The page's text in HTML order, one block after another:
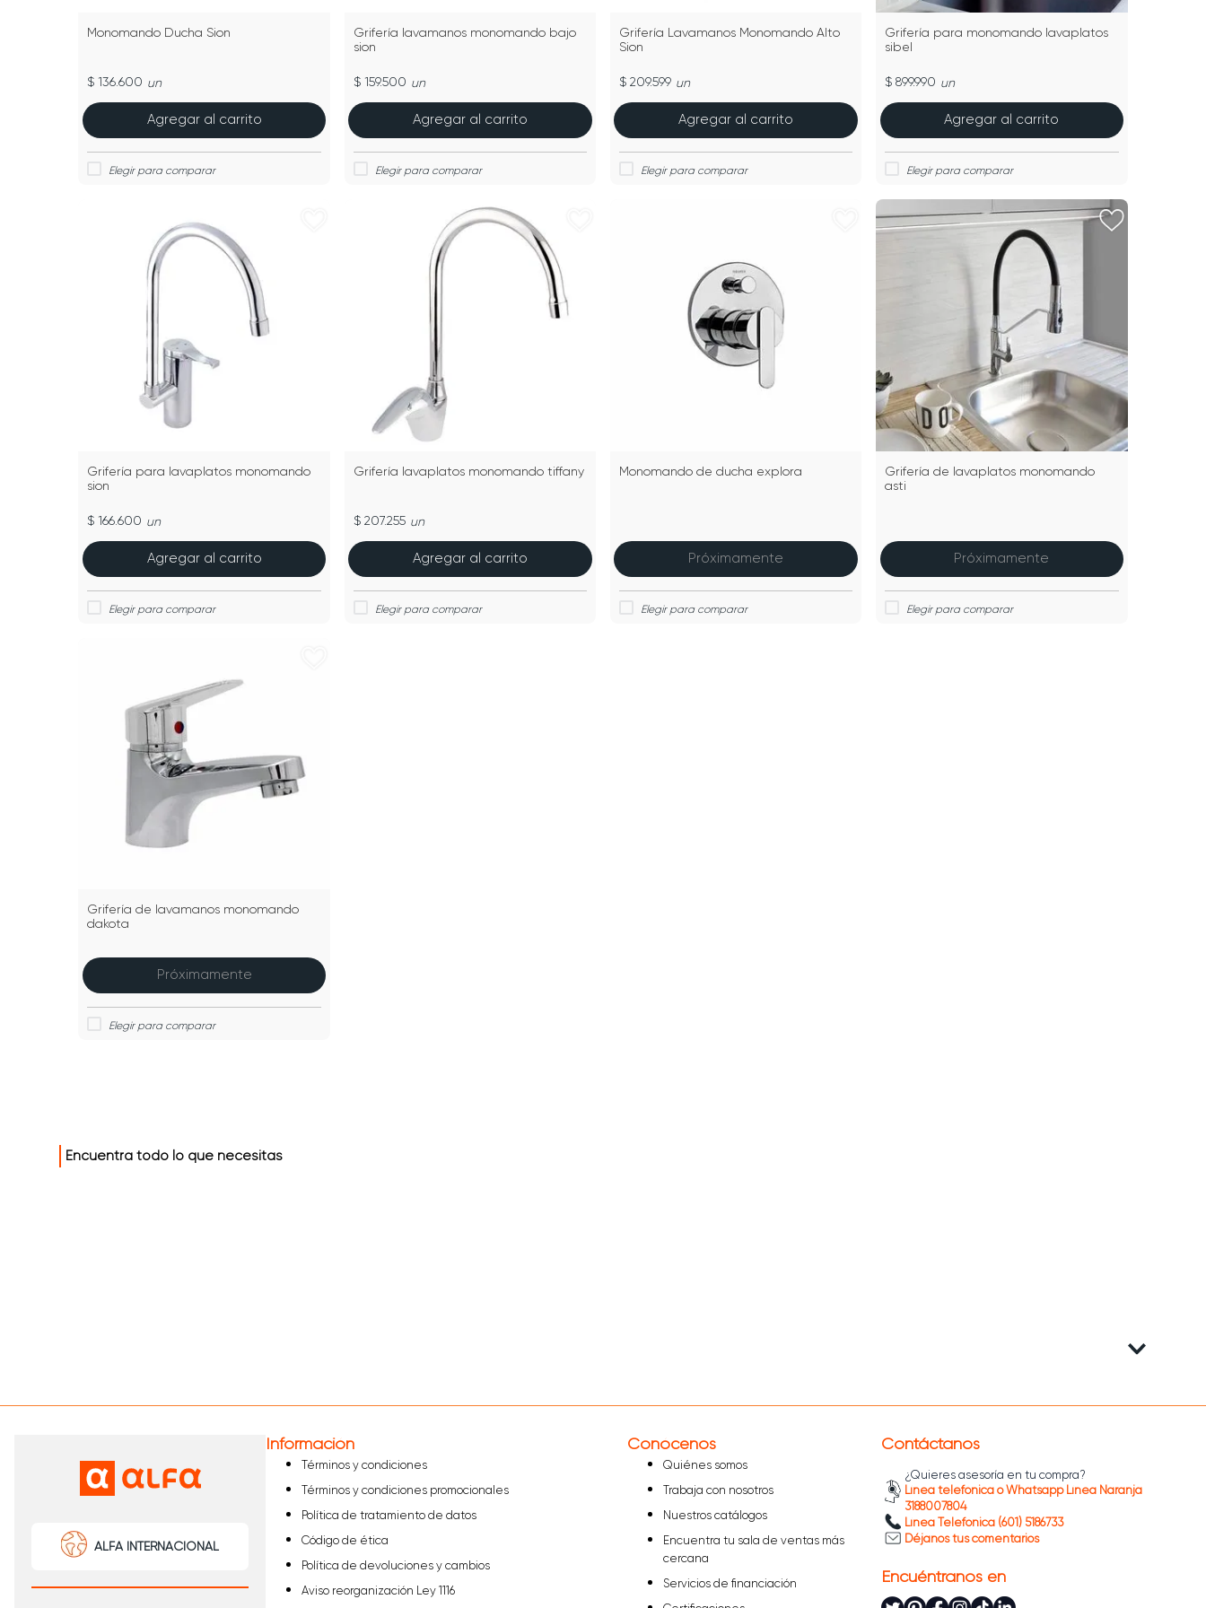
Monomando Ducha Sion
$ 136.600 un
Agregar al carrito
Grifería lavamanos monomando bajo
sion
$ 159.500 un
Agregar al carrito
Grifería Lavamanos Monomando Alto
Sion
$ 209.599 un
Agregar al carrito
Grifería para monomando lavaplatos
sibel
$ 899.990 un
Agregar al carrito
Grifería para lavaplatos monomando
sion
$ 166.600 un
Agregar al carrito
Grifería lavaplatos monomando tiffany
$ 207.255 un
Agregar al carrito
Monomando de ducha explora
Próximamente
Grifería de lavaplatos monomando
asti
Próximamente
Grifería de lavamanos monomando
dakota
Próximamente
Encuentra todo lo que necesitas
ALFA INTERNACIONAL
Información
Términos y condiciones
Términos y condiciones promocionales
Política de tratamiento de datos
Código de ética
Política de devoluciones y cambios
Aviso reorganización Ley 1116
Conócenos
Quiénes somos
Trabaja con nosotros
Nuestros catálogos
Encuentra tu sala de ventas más
cercana
Servicios de financiación
Contáctanos
¿Quieres asesoría en tu compra?
Línea telefónica o Whatsapp Línea Naranja
3188007804
Línea Telefónica (601) 5186733
Déjanos tus comentarios
Encuéntranos en